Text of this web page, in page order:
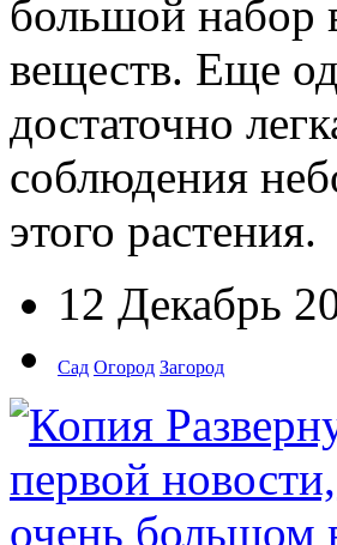
большой набор
веществ. Еще
достаточно
соблюдения
этого растения.
12 Декабрь
Сад Огород Загород